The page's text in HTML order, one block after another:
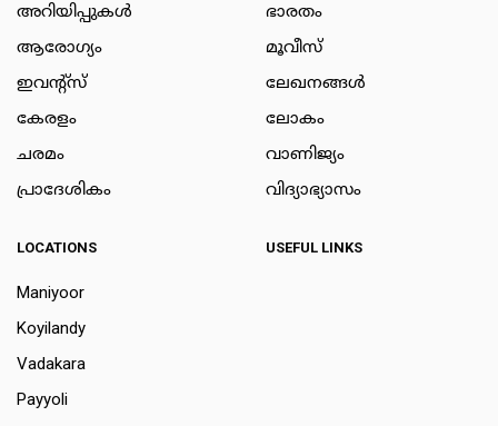
അറിയിപ്പുകള്‍
ആരോഗ്യം
ഇവന്റ്സ്
കേരളം
ചരമം
പ്രാദേശികം
ഭാരതം
മൂവീസ്
ലേഖനങ്ങള്‍
ലോകം
വാണിജ്യം
വിദ്യാഭ്യാസം
LOCATIONS
Maniyoor
Koyilandy
Vadakara
Payyoli
USEFUL LINKS